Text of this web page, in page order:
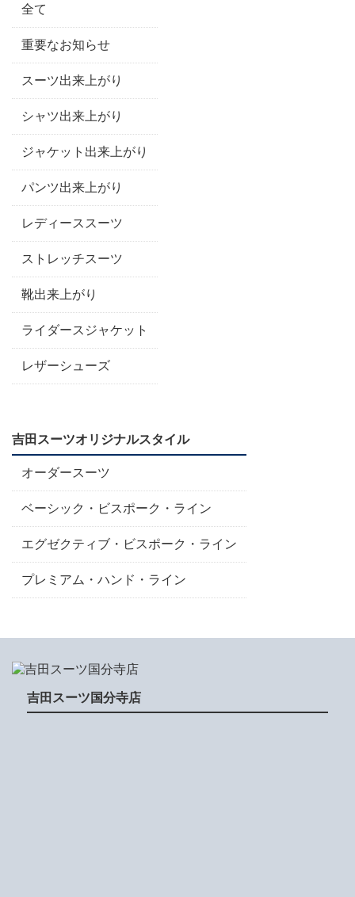
全て
重要なお知らせ
スーツ出来上がり
シャツ出来上がり
ジャケット出来上がり
パンツ出来上がり
レディーススーツ
ストレッチスーツ
靴出来上がり
ライダースジャケット
レザーシューズ
吉田スーツオリジナルスタイル
オーダースーツ
ベーシック・ビスポーク・ライン
エグゼクティブ・ビスポーク・ライン
プレミアム・ハンド・ライン
吉田スーツ国分寺店